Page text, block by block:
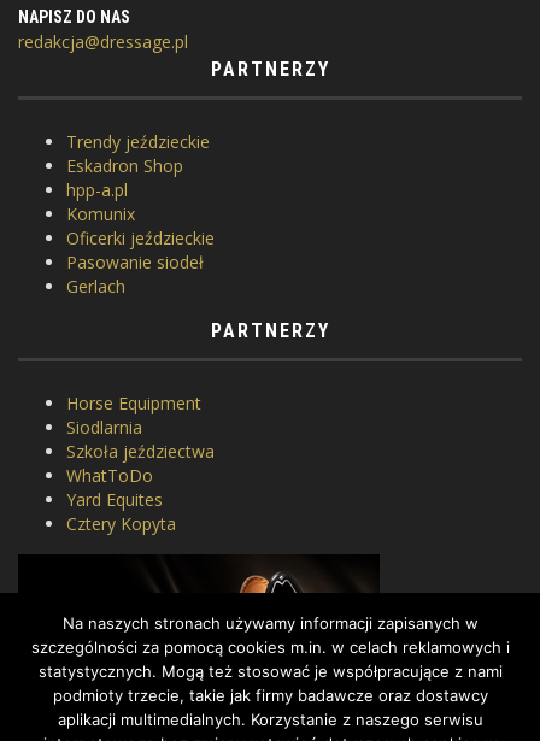
NAPISZ DO NAS
redakcja@dressage.pl
PARTNERZY
Trendy jeździeckie
Eskadron Shop
hpp-a.pl
Komunix
Oficerki jeździeckie
Pasowanie siodeł
Gerlach
PARTNERZY
Horse Equipment
Siodlarnia
Szkoła jeździectwa
WhatToDo
Yard Equites
Cztery Kopyta
Na naszych stronach używamy informacji zapisanych w
szczególności za pomocą cookies m.in. w celach reklamowych i
statystycznych. Mogą też stosować je współpracujące z nami
podmioty trzecie, takie jak firmy badawcze oraz dostawcy
aplikacji multimedialnych. Korzystanie z naszego serwisu